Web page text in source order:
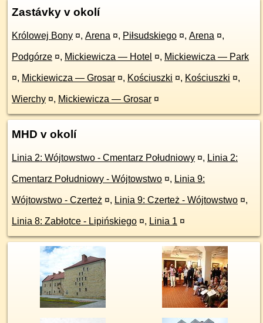
Zastávky v okolí
Królowej Bony ¤, Arena ¤, Piłsudskiego ¤, Arena ¤,
Podgórze ¤, Mickiewicza — Hotel ¤, Mickiewicza — Park
¤, Mickiewicza — Grosar ¤, Kościuszki ¤, Kościuszki ¤,
Wierchy ¤, Mickiewicza — Grosar ¤
MHD v okolí
Linia 2: Wójtowstwo - Cmentarz Południowy ¤, Linia 2:
Cmentarz Południowy - Wójtowstwo ¤, Linia 9:
Wójtowstwo - Czerteż ¤, Linia 9: Czerteż - Wójtowstwo ¤,
Linia 8: Zabłotce - Lipińskiego ¤, Linia 1 ¤